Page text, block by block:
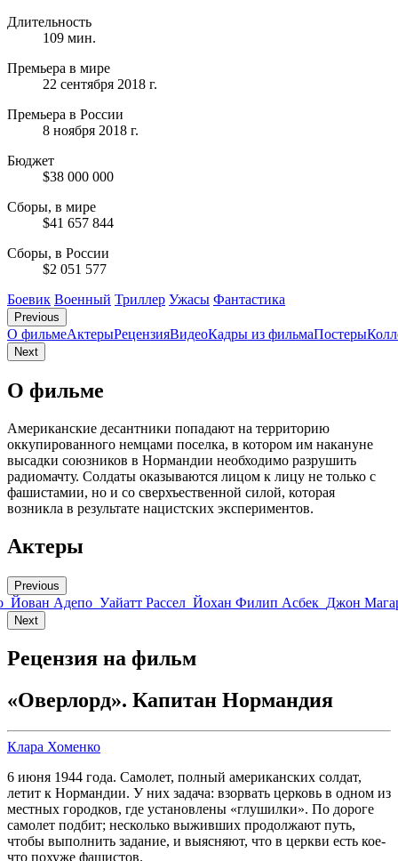
Длительность
109 мин.
Премьера в мире
22 сентября 2018 г.
Премьера в России
8 ноября 2018 г.
Бюджет
$38 000 000
Сборы, в мире
$41 657 844
Сборы, в России
$2 051 577
Боевик Военный Триллер Ужасы Фантастика
Previous
О фильмеАктерыРецензияВидеоКадры из фильмaПостеры
Next
О фильме
Американские десантники попадают на территорию
оккупированного немцами поселка, в котором им накануне
высадки союзников в Нормандии необходимо разрушить
радиомачту. Солдаты оказываются лицом к лицу не только с
фашистамии, но и со сверхъественной силой, которая
возникла в результате нацистских экспериментов.
Актеры
Previous
Йован Адепо Уайатт Рассел Йохан Филип Асбек Джон
Next
Рецензия на фильм
«Оверлорд». Капитан Нормандия
Клара Хоменко
6 июня 1944 года. Самолет, полный американских солдат,
летит к Нормандии. У них задача: взорвать церковь в одном из
местных городков, где установлены «глушилки». По дороге
самолет подбит; несколько выживших продолжают путь,
чтобы выполнить задание, и выясняют, что в церкви есть кое-
что похуже фашистов.